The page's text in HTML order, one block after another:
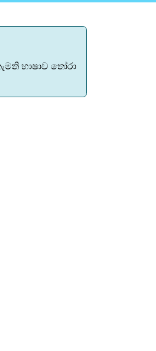
භාෂාව තෝරා